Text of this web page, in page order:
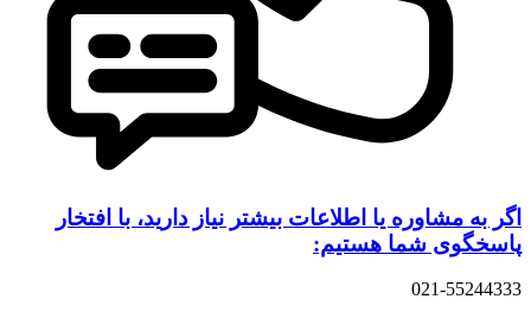
اگر به مشاوره یا اطلاعات بیشتر نیاز دارید، با افتخار
پاسخگوی شما هستیم:
021-55244333